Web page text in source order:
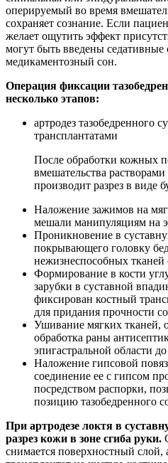
оперируемый во время
сохраняет сознание. Если
желает ощутить эффект
могут быть введены
медикаментозный сон.
Операция фиксации
несколько этапов:
артродез тазобедренного
трансплантатами
После обработки кожных
вмешательства
производит разрез в виде
Наложение зажимов на
мешали манипуляциям на
Проникновение в
покрывающего головку
нежизнеспособных тканей
Формирование в кости
зарубки в суставной
фиксирован костный
для придания прочности
Ушивание мягких тканей,
обработка раны
эпигастральной области
Наложение гипсовой
соединение ее с гипсом
посредством распорки,
позицию тазобедренного
При артродезе локтя в
разрез кожи в зоне сгиба руки.
снимается поверхностный слой,